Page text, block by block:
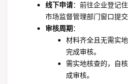
线下申请：前往企业登记
市场监督管理部门窗口提交
审核周期：
材料齐全且无需实
完成审核。
需实地核查的，自
成审核。